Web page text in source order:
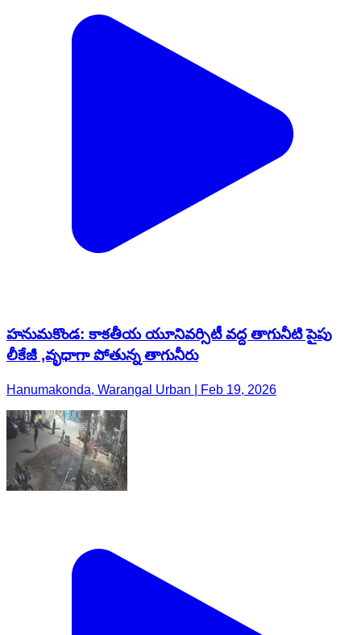
హనుమకొండ: కాకతీయ యూనివర్సిటీ వద్ద తాగునీటి పైపు
లీకేజీ ,వృధాగా పోతున్న తాగునీరు
Hanumakonda, Warangal Urban | Feb 19, 2026